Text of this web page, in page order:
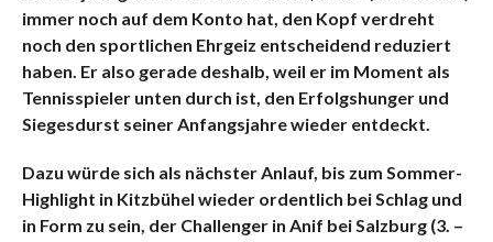
immer noch auf dem Konto hat, den Kopf verdreht
noch den sportlichen Ehrgeiz entscheidend reduziert
haben. Er also gerade deshalb, weil er im Moment als
Tennisspieler unten durch ist, den Erfolgshunger und
Siegesdurst seiner Anfangsjahre wieder entdeckt.
Dazu würde sich als nächster Anlauf, bis zum Sommer-
Highlight in Kitzbühel wieder ordentlich bei Schlag und
in Form zu sein, der Challenger in Anif bei Salzburg (3. –